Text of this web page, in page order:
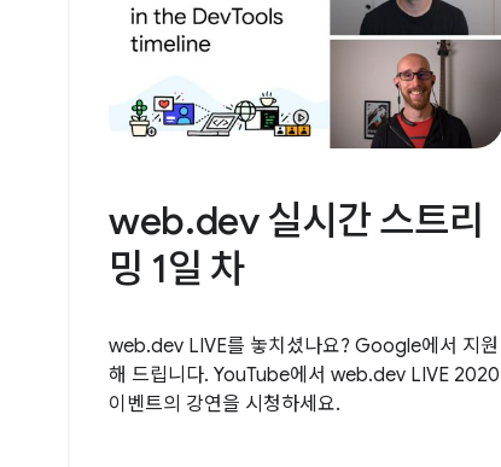
web.dev 실시간 스트리
밍 1일 차
web.dev LIVE를 놓치셨나요? Google에서 지원
해 드립니다. YouTube에서 web.dev LIVE 2020
이벤트의 강연을 시청하세요.